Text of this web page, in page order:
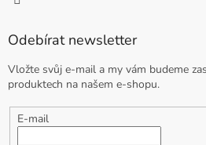
Odebírat newsletter
Vložte svůj e-mail a my vám budeme
produktech na našem e-shopu.
E-mail